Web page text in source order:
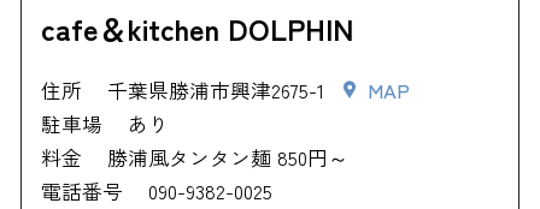
cafe＆kitchen DOLPHIN
住所 千葉県勝浦市興津2675-1
MAP
駐車場
あり
料金
勝浦風タンタン麺 850円～
電話番号
090-9382-0025